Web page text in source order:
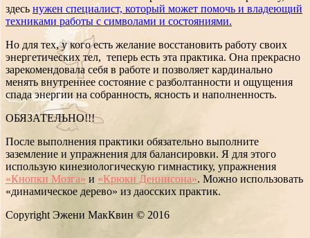
здесь нужен специалист, который может помочь и владеющий
техниками работы с символами и состояниями.
Но для тех, у кого есть желание восстановить работу своих
энергетических тел, теперь есть эта практика. Она прекрасно
зарекомендовала себя в работе и позволяет кардинально
менять внутреннее состояние с разболтанности и ощущения
спада энергии на собранность, ясность и наполненность.
ОБЯЗАТЕЛЬНО!!!
После выполнения практики обязательно выполните
заземление и упражнения для балансировки. Я для этого
использую кинезиологическую гимнастику, упражнения
«Кнопки Мозга» и «Крюки Деннисона». Можно использовать
«динамическое дерево» из даосских практик.
Copyright Эжени МакКвин © 2016